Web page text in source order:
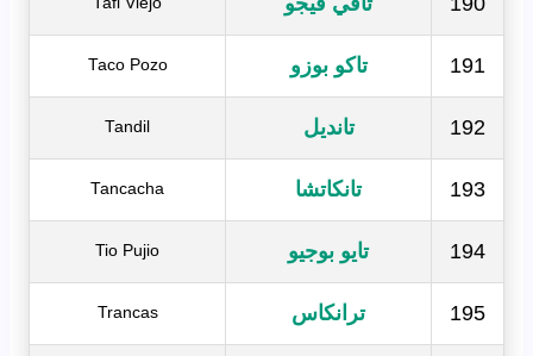
191 تاكو بوزو Taco Pozo
192 تانديل Tandil
193 تانكاتشا Tancacha
194 تايو بوجيو Tio Pujio
195 ترانكاس Trancas